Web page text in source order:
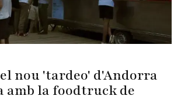
nou 'tardeo' d'Andorra
amb la foodtruck de